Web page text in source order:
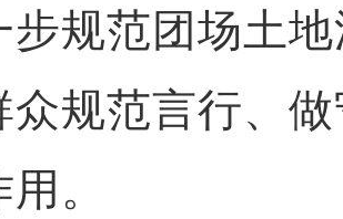
步规范团场土
众规范言行、
。